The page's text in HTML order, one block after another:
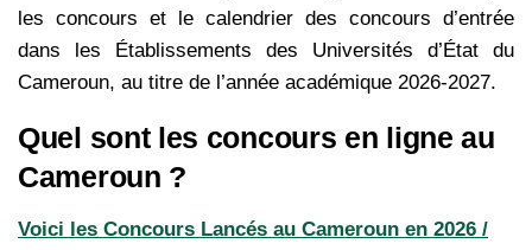
les concours et le calendrier des concours d’entrée
dans les Établissements des Universités d’État du
Cameroun, au titre de l’année académique 2026-2027.
Quel sont les concours en ligne au
Cameroun ?
Voici les Concours Lancés au Cameroun en 2026 /